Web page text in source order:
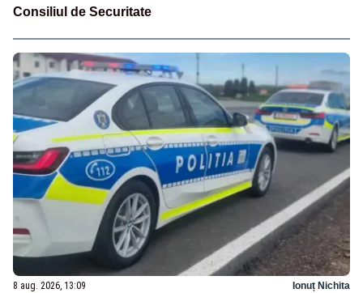
Consiliul de Securitate
8 aug. 2026, 13:09 Ionuț Nichita